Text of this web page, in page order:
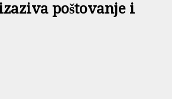
poštovanje i